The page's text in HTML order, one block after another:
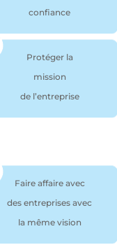
confiance
Protéger la
mission
de l’entreprise
Faire affaire avec
des entreprises avec
la même vision